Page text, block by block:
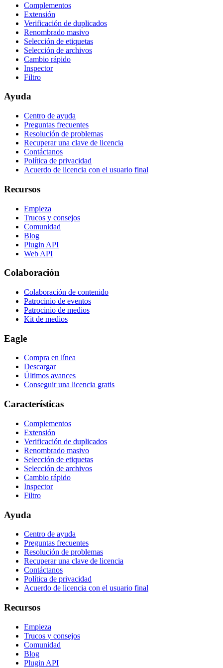
Complementos
Extensión
Verificación de duplicados
Renombrado masivo
Selección de etiquetas
Selección de archivos
Cambio rápido
Inspector
Filtro
Ayuda
Centro de ayuda
Preguntas frecuentes
Resolución de problemas
Recuperar una clave de licencia
Contáctanos
Política de privacidad
Acuerdo de licencia con el usuario final
Recursos
Empieza
Trucos y consejos
Comunidad
Blog
Plugin API
Web API
Colaboración
Colaboración de contenido
Patrocinio de eventos
Patrocinio de medios
Kit de medios
Eagle
Compra en línea
Descargar
Últimos avances
Conseguir una licencia gratis
Características
Complementos
Extensión
Verificación de duplicados
Renombrado masivo
Selección de etiquetas
Selección de archivos
Cambio rápido
Inspector
Filtro
Ayuda
Centro de ayuda
Preguntas frecuentes
Resolución de problemas
Recuperar una clave de licencia
Contáctanos
Política de privacidad
Acuerdo de licencia con el usuario final
Recursos
Empieza
Trucos y consejos
Comunidad
Blog
Plugin API